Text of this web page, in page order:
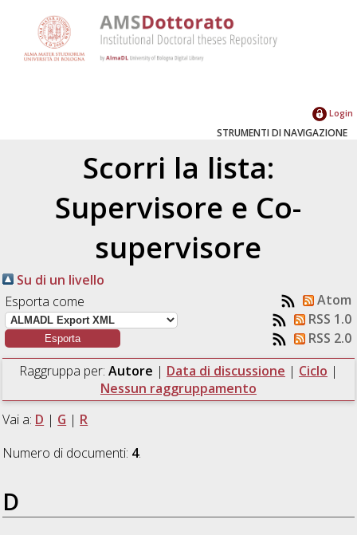
Login
STRUMENTI DI NAVIGAZIONE
Scorri la lista:
Supervisore e Co-
supervisore
Su di un livello
Esporta come
Atom
RSS 1.0
RSS 2.0
Raggruppa per: Autore | Data di discussione | Ciclo |
Nessun raggruppamento
Vai a: D | G | R
Numero di documenti: 4.
D